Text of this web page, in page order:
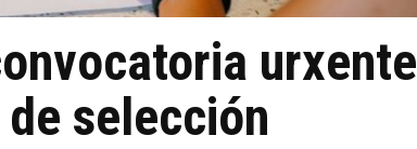
urxente
selección